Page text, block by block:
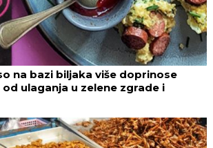
na bazi biljaka više doprinose
ulaganja u zelene zgrade i